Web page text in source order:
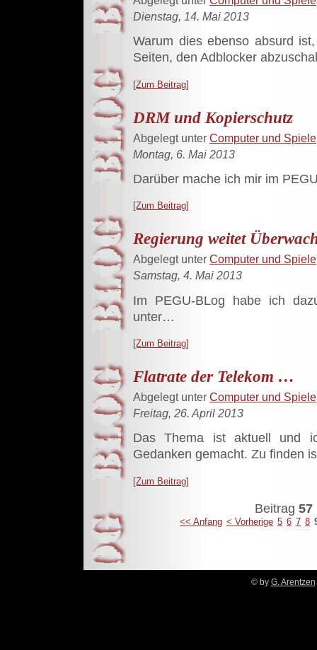
Dienstag, 14. Mai 2013
Warum dies ebenso absurd
Seiten, den Adblocker
[Zum Beitrag]
DRM und Kopierschutz
Abgelegt unter Computer und Spiele
Montag, 6. Mai 2013
Darüber mache ich mir im
[Zum Beitrag]
Regierung weitet
Abgelegt unter Computer und Spiele
Samstag, 4. Mai 2013
Im PEGU-BLog habe ich
unter…
[Zum Beitrag]
Flatrate der Telekom …
Abgelegt unter Computer und Spiele
Freitag, 26. April 2013
Das Thema ist aktuell und
Gedanken gemacht. Zu finden
[Zum Beitrag]
Beitrag 57
<< Anfang < Vorherige 5 6 7 8
© by G. Arentzen